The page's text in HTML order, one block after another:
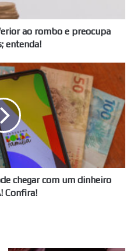
ao rombo e preocupa
entenda!
chegar com um dinheiro
Confira!